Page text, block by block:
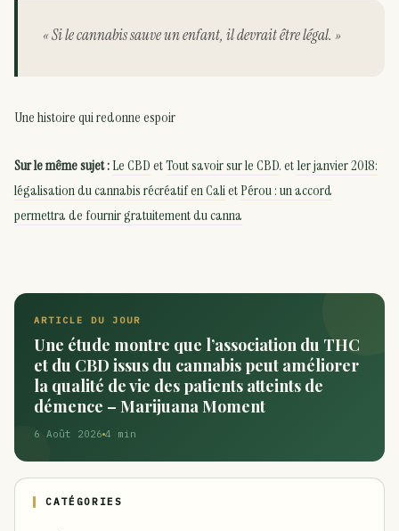
« Si le cannabis sauve un enfant, il devrait être légal. »
Une histoire qui redonne espoir
Sur le même sujet :Le CBDetTout savoir sur le CBD. et1er janvier 2018:
légalisation du cannabis récréatif en CalietPérou : un accord
permettra de fournir gratuitement du canna
ARTICLE DU JOUR
Une étude montre que l’association du THC
et du CBD issus du cannabis peut améliorer
la qualité de vie des patients atteints de
démence – Marijuana Moment
6 Août 2026 4 min
CATÉGORIES